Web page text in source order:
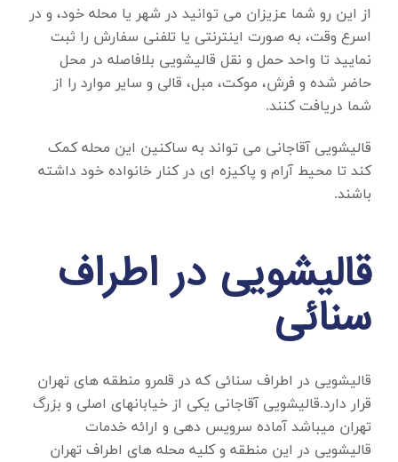
از این رو شما عزیزان می توانید در شهر یا محله خود، و در
اسرع وقت، به صورت اینترنتی یا تلفنی سفارش را ثبت
نمایید تا واحد حمل و نقل قالیشویی بلافاصله در محل
حاضر شده و فرش، موکت، مبل، قالی و سایر موارد را از
شما دریافت کنند.
قالیشویی آقاجانی می تواند به ساکنین این محله کمک
کند تا محیط آرام و پاکیزه ای در کنار خانواده خود داشته
باشند.
قالیشویی در اطراف
سنائی
قالیشویی در اطراف سنائی که در قلمرو منطقه های تهران
قرار دارد.قالیشویی آقاجانی یکی از خیابانهای اصلی و بزرگ
تهران میباشد آماده سرویس دهی و ارائه خدمات
قالیشویی در این منطقه و کلیه محله های اطراف تهران